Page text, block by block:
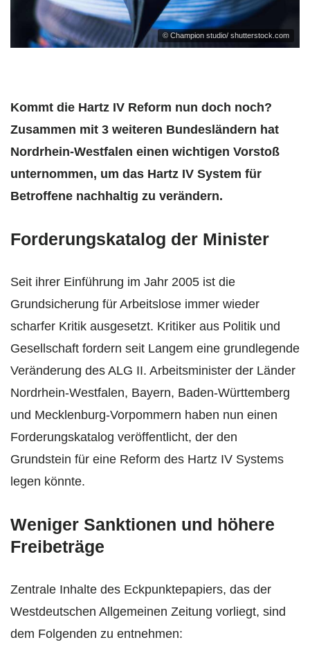
© Champion studio/ shutterstock.com
Kommt die Hartz IV Reform nun doch noch?
Zusammen mit 3 weiteren Bundesländern hat
Nordrhein-Westfalen einen wichtigen Vorstoß
unternommen, um das Hartz IV System für
Betroffene nachhaltig zu verändern.
Forderungskatalog der Minister
Seit ihrer Einführung im Jahr 2005 ist die
Grundsicherung für Arbeitslose immer wieder
scharfer Kritik ausgesetzt. Kritiker aus Politik und
Gesellschaft fordern seit Langem eine grundlegende
Veränderung des ALG II. Arbeitsminister der Länder
Nordrhein-Westfalen, Bayern, Baden-Württemberg
und Mecklenburg-Vorpommern haben nun einen
Forderungskatalog veröffentlicht, der den
Grundstein für eine Reform des Hartz IV Systems
legen könnte.
Weniger Sanktionen und höhere
Freibeträge
Zentrale Inhalte des Eckpunktepapiers, das der
Westdeutschen Allgemeinen Zeitung vorliegt, sind
dem Folgenden zu entnehmen: